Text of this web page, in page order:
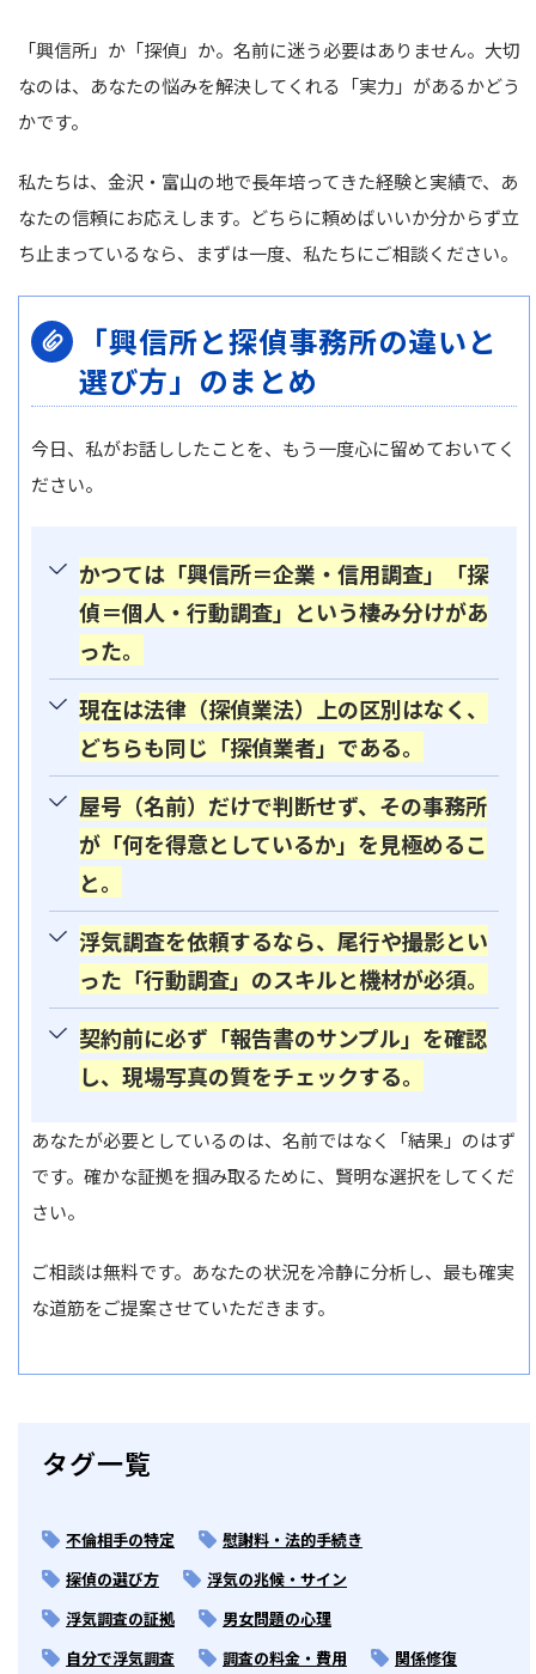
「興信所」か「探偵」か。名前に迷う必要はありません。大切
なのは、あなたの悩みを解決してくれる「実力」があるかどう
かです。
私たちは、金沢・富山の地で長年培ってきた経験と実績で、あ
なたの信頼にお応えします。どちらに頼めばいいか分からず立
ち止まっているなら、まずは一度、私たちにご相談ください。
「興信所と探偵事務所の違いと
選び方」のまとめ
今日、私がお話ししたことを、もう一度心に留めておいてく
ださい。
かつては「興信所＝企業・信用調査」「探
偵＝個人・行動調査」という棲み分けがあ
った。
現在は法律（探偵業法）上の区別はなく、
どちらも同じ「探偵業者」である。
屋号（名前）だけで判断せず、その事務所
が「何を得意としているか」を見極めるこ
と。
浮気調査を依頼するなら、尾行や撮影とい
った「行動調査」のスキルと機材が必須。
契約前に必ず「報告書のサンプル」を確認
し、現場写真の質をチェックする。
あなたが必要としているのは、名前ではなく「結果」のはず
です。確かな証拠を掴み取るために、賢明な選択をしてくだ
さい。
ご相談は無料です。あなたの状況を冷静に分析し、最も確実
な道筋をご提案させていただきます。
タグ一覧
不倫相手の特定
慰謝料・法的手続き
探偵の選び方
浮気の兆候・サイン
浮気調査の証拠
男女問題の心理
自分で浮気調査
調査の料金・費用
関係修復